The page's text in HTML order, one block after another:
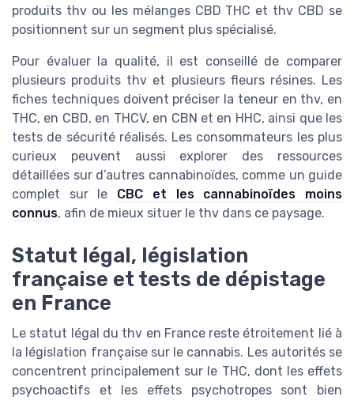
produits thv ou les mélanges CBD THC et thv CBD se
positionnent sur un segment plus spécialisé.
Pour évaluer la qualité, il est conseillé de comparer
plusieurs produits thv et plusieurs fleurs résines. Les
fiches techniques doivent préciser la teneur en thv, en
THC, en CBD, en THCV, en CBN et en HHC, ainsi que les
tests de sécurité réalisés. Les consommateurs les plus
curieux peuvent aussi explorer des ressources
détaillées sur d’autres cannabinoïdes, comme un guide
complet sur le CBC et les cannabinoïdes moins
connus, afin de mieux situer le thv dans ce paysage.
Statut légal, législation
française et tests de dépistage
en France
Le statut légal du thv en France reste étroitement lié à
la législation française sur le cannabis. Les autorités se
concentrent principalement sur le THC, dont les effets
psychoactifs et les effets psychotropes sont bien